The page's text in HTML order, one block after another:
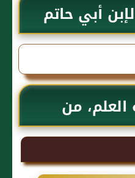
أبي حاتم
من
اسمائهم